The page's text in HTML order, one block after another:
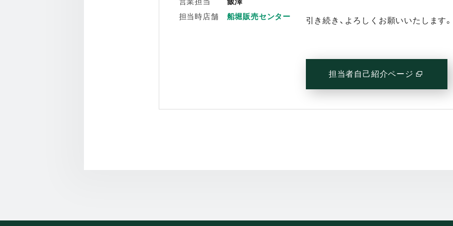
担当時店舗
船堀販売センター 引き続き、よろしくお願いいたします。
担当者自己紹介ページ (別窓で